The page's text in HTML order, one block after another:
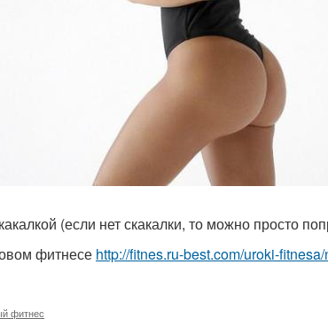
(если нет скакалки, то можно просто
фитнесе http://fitnes.ru-best.com/uroki-
фитнес